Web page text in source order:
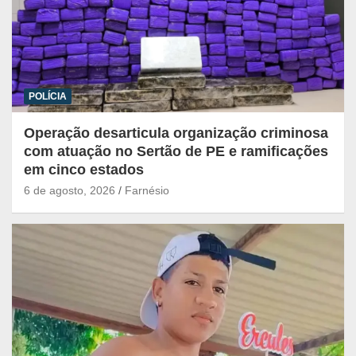
POLÍCIA
Operação desarticula organização criminosa
com atuação no Sertão de PE e ramificações
em cinco estados
6 de agosto, 2026 Farnésio